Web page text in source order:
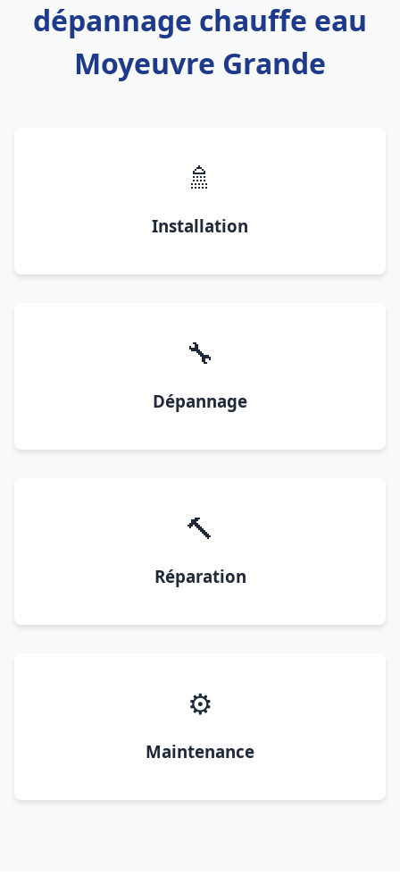
dépannage chauffe eau
Moyeuvre Grande
🚿
Installation
🔧
Dépannage
🔨
Réparation
⚙️
Maintenance